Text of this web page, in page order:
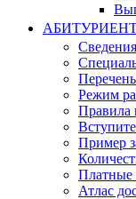
Режим
Правила
Пример
Платные
Атлас